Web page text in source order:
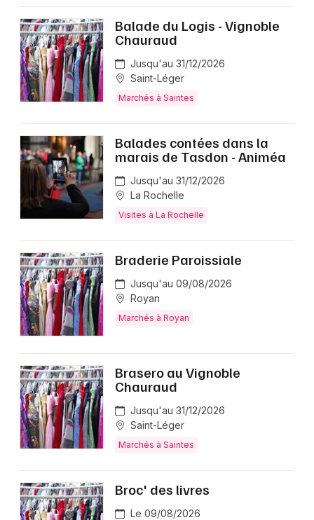
Balade du Logis - Vignoble
Chauraud
Jusqu'au 31/12/2026
Saint-Léger
Marchés à Saintes
Balades contées dans la
marais de Tasdon - Animéa
Jusqu'au 31/12/2026
La Rochelle
Visites à La Rochelle
Braderie Paroissiale
Jusqu'au 09/08/2026
Royan
Marchés à Royan
Brasero au Vignoble
Chauraud
Jusqu'au 31/12/2026
Saint-Léger
Marchés à Saintes
Broc' des livres
Le 09/08/2026